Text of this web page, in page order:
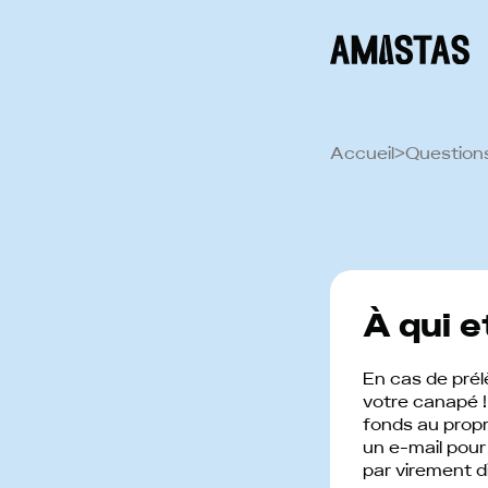
Accueil>
À qui
En cas de
votre canapé
fonds au
un e-mail
par virement